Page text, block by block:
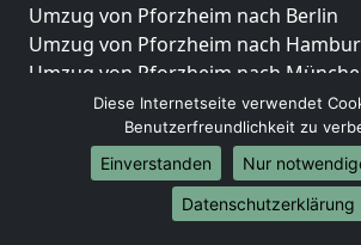
Umzug von Pforzheim nach Berlin
Umzug von Pforzheim nach
Umzug von Pforzheim nach
Umzug von Pforzheim nach Köln
Umzug von Pforzheim nach
Umzug von Pforzheim nach
Umzug von Pforzheim nach
Umzug von Pforzheim nach Leipzig
Diese Internetseite verwendet
Benutzerfreundlichkeit zu
Einverstanden
Nur
Datenschutzerklärung